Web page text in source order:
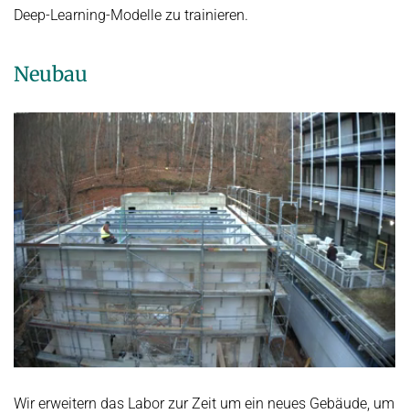
D6 INTRANET
Deep-Learning-Modelle zu trainieren.
Neubau
Wir erweitern das Labor zur Zeit um ein neues Gebäude, um